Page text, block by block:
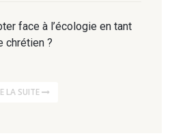
face à l’écologie en tant
chrétien ?
LA SUITE